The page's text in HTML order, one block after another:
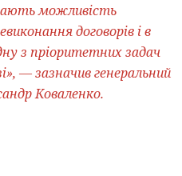
можливість
договорів і в
з пріоритетних задач
— зазначив генеральний
Коваленко.